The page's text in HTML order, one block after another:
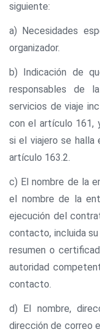
siguiente:
a) Necesidades
organizador.
b) Indicación de
responsables de
servicios de viaje
con el artículo 161,
si el viajero se halla
artículo 163.2.
c) El nombre de la
el nombre de la
ejecución del
contacto, incluida
resumen o
autoridad
contacto.
d) El nombre,
dirección de correo